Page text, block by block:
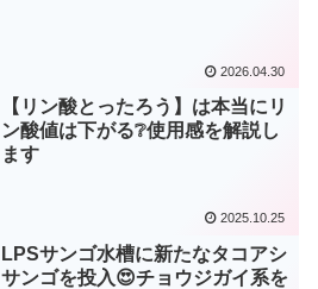
2026.04.30
【リン酸とったろう】は本当にリ
ン酸値は下がる❔使用感を解説し
ます
2025.10.25
LPSサンゴ水槽に新たなタコアシ
サンゴを投入😍チョウジガイ系を